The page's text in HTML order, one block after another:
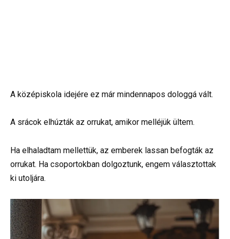
A középiskola idejére ez már mindennapos dologgá vált.
A srácok elhúzták az orrukat, amikor melléjük ültem.
Ha elhaladtam mellettük, az emberek lassan befogták az
orrukat. Ha csoportokban dolgoztunk, engem választottak
ki utoljára.